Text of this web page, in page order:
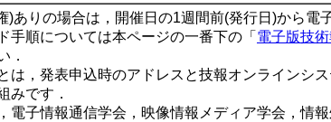
)ありの場合は，開催日の1週間前(発行日)から電
手順については本ページの一番下の「 電子版技
．
は，発表申込時のアドレスと技報オンラインシ
みです．
電子情報通信学会，映像情報メディア学会，情